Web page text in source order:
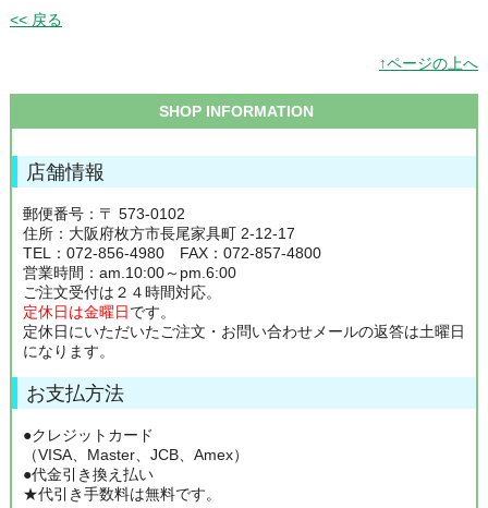
<< 戻る
↑ページの上へ
SHOP INFORMATION
店舗情報
郵便番号：〒 573-0102
住所：大阪府枚方市長尾家具町 2-12-17
TEL：072-856-4980 FAX：072-857-4800
営業時間：am.10:00～pm.6:00
ご注文受付は２４時間対応。
定休日は金曜日です。
定休日にいただいたご注文・お問い合わせメールの返答は土曜日
になります。
お支払方法
●クレジットカード
（VISA、Master、JCB、Amex）
●代金引き換え払い
★代引き手数料は無料です。